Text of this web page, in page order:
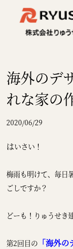
海外のデ
れな家の
2020/06/29
はいさい！
梅雨も明けて、毎日
ごしですか？
どーも！りゅうせき
第2回目の 「海外